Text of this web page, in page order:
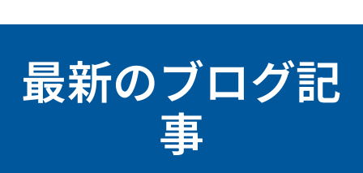
最新のブログ記
事